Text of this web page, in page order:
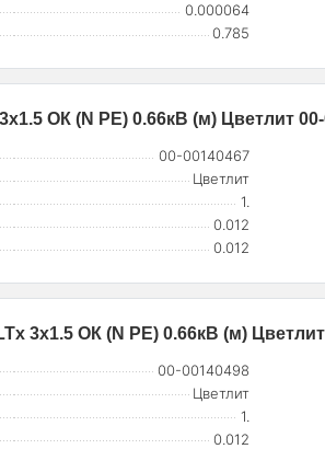
0.000064
0.785
ОК (N PE) 0.66кВ (м) Цветлит
00-00140467
Цветлит
1.
0.012
0.012
3х1.5 ОК (N PE) 0.66кВ (м)
00-00140498
Цветлит
1.
0.012